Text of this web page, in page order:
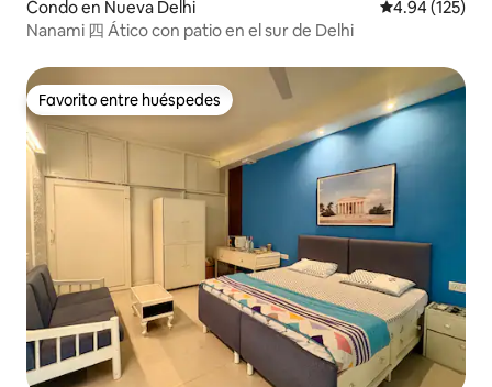
Condo en Nueva Delhi Calificación
4.94 (125)
Nanami 四 Ático con patio en el sur de Delhi
Favorito entre huéspedes
Favorito entre huéspedes